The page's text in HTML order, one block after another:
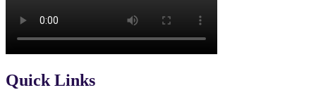
Quick Links